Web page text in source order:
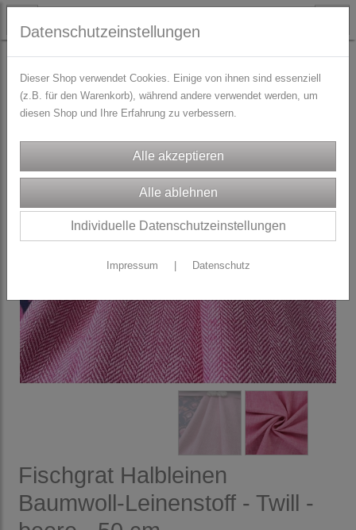
STOFFE Blusen-/Kleiderstoffe
Fischgrat Halbleinen
Baumwoll-Leinenstoff - Twill -
Datenschutzeinstellungen
Dieser Shop verwendet Cookies. Einige von ihnen sind essenziell
(z.B. für den Warenkorb), während andere verwendet werden, um
diesen Shop und Ihre Erfahrung zu verbessern.
Individuelle Datenschutzeinstellungen
Impressum Datenschutz